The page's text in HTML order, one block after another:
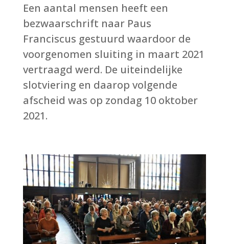
Een aantal mensen heeft een
bezwaarschrift naar Paus
Franciscus gestuurd waardoor de
voorgenomen sluiting in maart 2021
vertraagd werd. De uiteindelijke
slotviering en daarop volgende
afscheid was op zondag 10 oktober
2021.